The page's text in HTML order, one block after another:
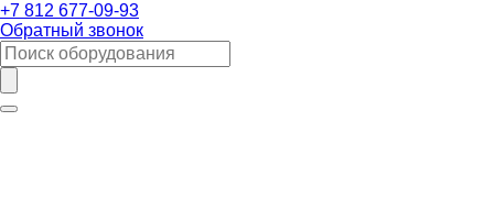
+7 812 677-09-93
Обратный звонок